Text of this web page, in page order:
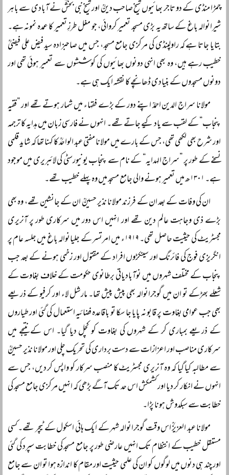
چمڑا منڈی کے دو تاجر بھائیوں شیخ صاحب دینؒ اور شیخ نبی بخشؒ نے آبادی سے باہر
شیرانوالہ باغ کے ساتھ یہ بڑی مسجد تعمیر کروائی، جو مغل طرزِ تعمیر کا عمدہ نمونہ ہے۔
بتایا جاتا ہے کہ راولپنڈی کی مرکزی جامع مسجد، جس میں صاحبزادہ سید فیض علی فیضیؒ
خطیب رہے ہیں، وہ بھی انہی دونوں بھائیوں کی کوششوں سے تعمیر ہوئی تھی اور
دونوں مسجدوں کے بنیادی ڈھانچے کا نقشہ ایک ہی ہے۔
مولانا سراج الدین احمدؒ اپنے دور کے بڑے فقہاء میں شمار ہوتے تھے اور ”فقیہِ
پنجاب“ کے لقب سے یاد کیے جاتے تھے۔ انہوں نے فارسی زبان میں ہدایہ کا ترجمہ
اور شرح بھی لکھی تھی، جس کے بارے میں مولانا مفتی عبد الواحدؒ کا کہنا تھا کہ شاید قلمی
نسخے کے طور پر ”سراج الہدایہ“ کے نام سے پنجاب یونیورسٹی کی لائبریری میں موجود
ہے۔ ۱۳۰۱ھ میں تعمیر ہونے والی جامع مسجد میں وہ پہلے خطیب تھے۔
ان کی وفات کے بعد ان کے فرزند مولانا نذیر حسینؒ ان کے جانشین تھے، وہ بھی
بڑے ذی وجاہت عالم دین تھے اور انہیں اس دور میں سرکاری طور پر آنریری
مجسٹریٹ کی حیثیت حاصل تھی۔ ۱۹۱۹ء میں امرتسر کے جلیانوالہ باغ میں جلسہ عام پر
انگریزی فوج کی فائرنگ اور سینکڑوں افراد کے مقتول اور زخمی ہونے کے بعد جب
پنجاب کے مختلف شہروں میں نوآبادیاتی برطانوی حکومت کے خلاف بغاوت کے
شعلے بھڑکے تو ان میں گوجرانوالہ بھی پیش پیش تھا۔ مارشل لاء اور کرفیو کے ذریعے
بھی جب عوامی بغاوت پر قابو نہ پایا جا سکا تو باقاعدہ فضائیہ استعمال کی گئی اور طیاروں
کے ذریعے بمباری کر کے شہروں کی بغاوت کو کچل دیا گیا۔ اس کے نتیجے میں
سرکاری مناصب اور اعزازات سے دست برداری کی تحریک چلی اور مولانا نذیر حسینؒ
سے مطالبہ کیا گیا کہ وہ آنریری مجسٹریٹ کا منصب سرکار کو واپس کر دیں، جس سے
انہوں نے انکار کر دیا اور کشمکش اس حد تک آگے بڑھی کہ انہیں مرکزی جامع مسجد کی
خطابت سے سبکدوش ہونا پڑا۔
مولانا عبد العزیزؒ اس وقت گوجرانوالہ شہر کے ایک ہائی اسکول کے ٹیچر تھے۔ کسی
مستقل خطیب کے انتظام تک انہیں عارضی طور پر جامع مسجد کی خطابت سپرد کی گئی
اور چند ہی دنوں میں لوگوں کو ان کی علمی حیثیت اور مقام کا اندازہ ہوا تو ان سے جامع